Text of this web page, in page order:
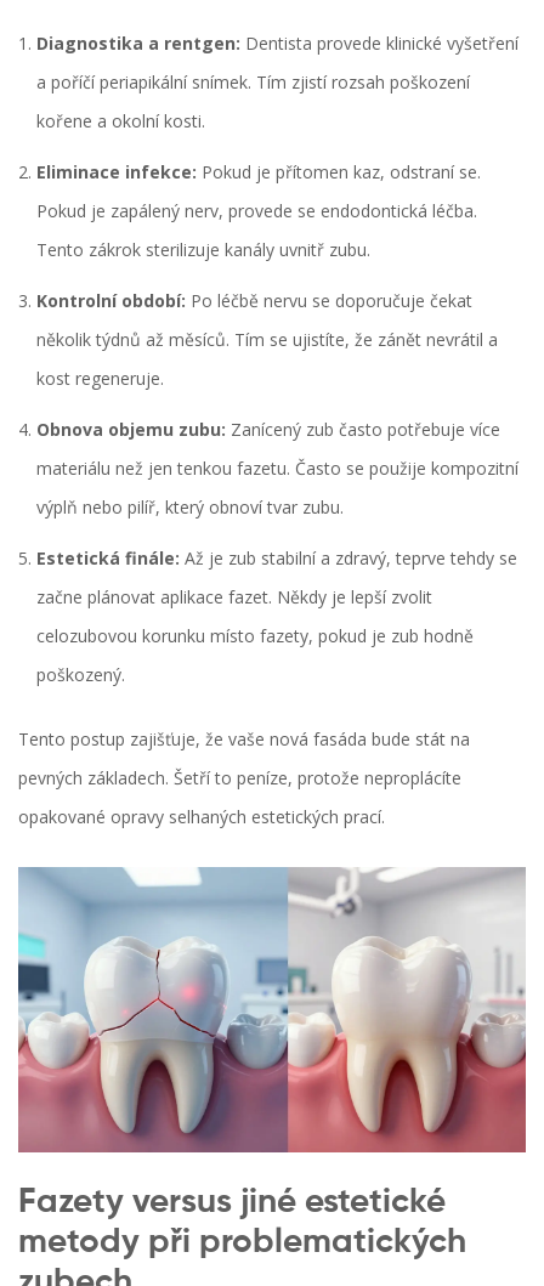
Diagnostika a rentgen: Dentista provede klinické vyšetření
a poříčí periapikální snímek. Tím zjistí rozsah poškození
kořene a okolní kosti.
Eliminace infekce: Pokud je přítomen kaz, odstraní se.
Pokud je zapálený nerv, provede se endodontická léčba.
Tento zákrok sterilizuje kanály uvnitř zubu.
Kontrolní období: Po léčbě nervu se doporučuje čekat
několik týdnů až měsíců. Tím se ujistíte, že zánět nevrátil a
kost regeneruje.
Obnova objemu zubu: Zanícený zub často potřebuje více
materiálu než jen tenkou fazetu. Často se použije kompozitní
výplň nebo pilíř, který obnoví tvar zubu.
Estetická finále: Až je zub stabilní a zdravý, teprve tehdy se
začne plánovat aplikace fazet. Někdy je lepší zvolit
celozubovou korunku místo fazety, pokud je zub hodně
poškozený.
Tento postup zajišťuje, že vaše nová fasáda bude stát na
pevných základech. Šetří to peníze, protože neproplácíte
opakované opravy selhaných estetických prací.
Fazety versus jiné estetické
metody při problematických